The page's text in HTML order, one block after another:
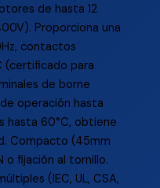
de hasta 12
Proporciona una
contactos
(certificado para
de borne
operación hasta
hasta 60°C, obtiene
Compacto (45mm
o fijación al tornillo.
(IEC, UL, CSA,